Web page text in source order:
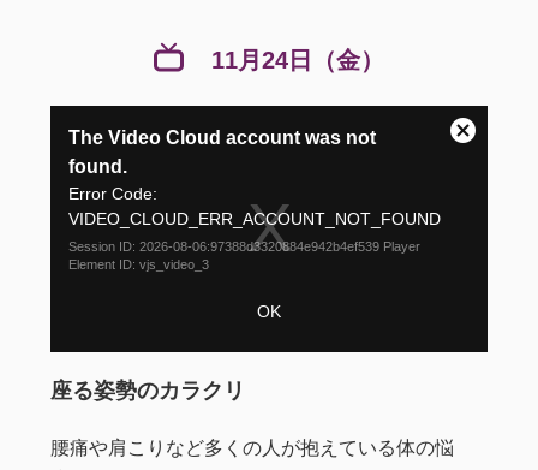
11月24日（金）
modal
The Video Cloud account was not
found.
Error Code:
VIDEO_CLOUD_ERR_ACCOUNT_NOT_FOUND
Session ID: 2026-08-06:97388d3320884e942b4ef539 Player
Element ID: vjs_video_3
OK
Close
座る姿勢のカラクリ
腰痛や肩こりなど多くの人が抱えている体の悩